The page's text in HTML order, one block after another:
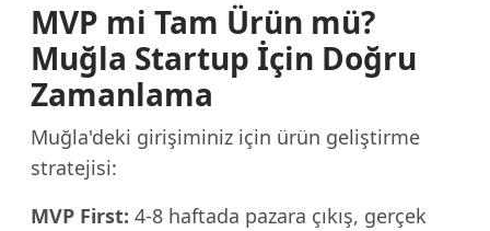
MVP mi Tam Ürün mü?
Muğla Startup İçin Doğru
Zamanlama
Muğla'deki girişiminiz için ürün geliştirme
stratejisi:
MVP First: 4-8 haftada pazara çıkış, gerçek